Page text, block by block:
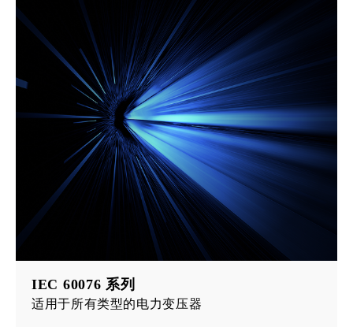
IEC 60076 系列
适用于所有类型的电力变压器